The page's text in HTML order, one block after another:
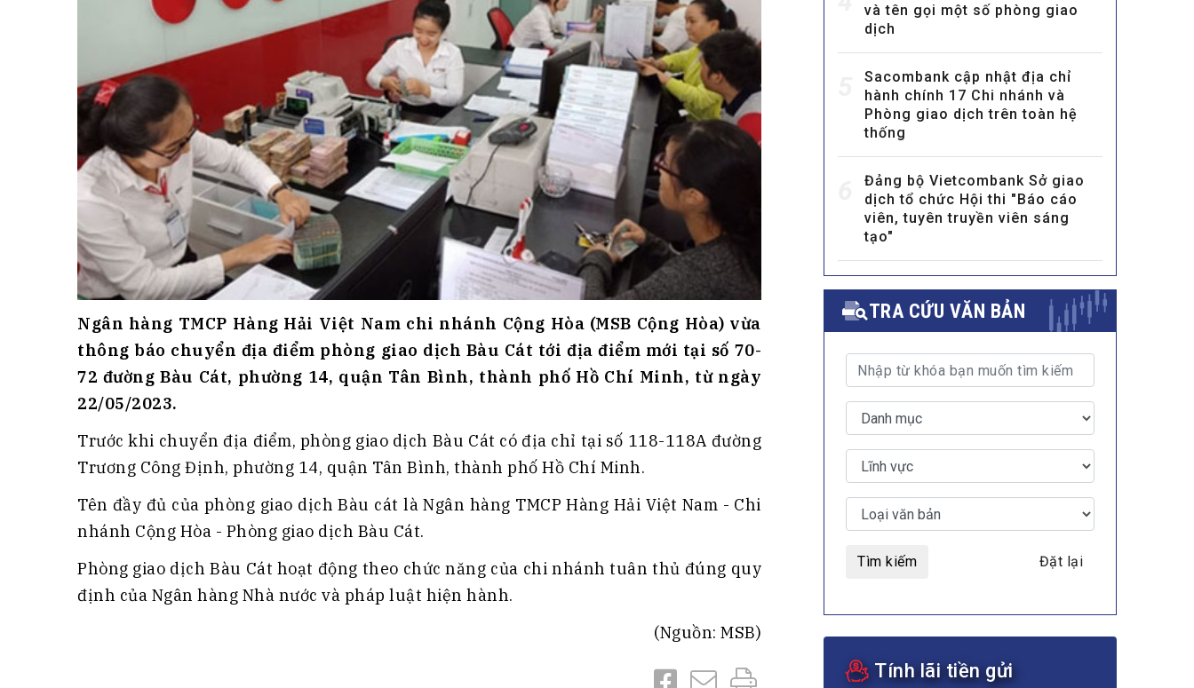
Tư vấn – Hỏi đáp
Tra cứu văn bản
ĐẤU GIÁ TÀI SẢN TUYỂN DỤNG
MULTIMEDIA
E-magazines
Photos
Ngân hàng TMCP Hàng Hải Việt Nam chi nhánh Cộng Hòa (MSB Cộng Hòa) vừa
thông báo chuyển địa điểm phòng giao dịch Bàu Cát tới địa điểm mới tại số 70-
72 đường Bàu Cát, phường 14, quận Tân Bình, thành phố Hồ Chí Minh, từ ngày
22/05/2023.
Trước khi chuyển địa điểm, phòng giao dịch Bàu Cát có địa chỉ tại số 118-118A đường
Trương Công Định, phường 14, quận Tân Bình, thành phố Hồ Chí Minh.
Tên đầy đủ của phòng giao dịch Bàu cát là Ngân hàng TMCP Hàng Hải Việt Nam - Chi
nhánh Cộng Hòa - Phòng giao dịch Bàu Cát.
Phòng giao dịch Bàu Cát hoạt động theo chức năng của chi nhánh tuân thủ đúng quy
định của Ngân hàng Nhà nước và pháp luật hiện hành.
(Nguồn: MSB)
và tên gọi một số phòng giao
dịch
Sacombank cập nhật địa chỉ
hành chính 17 Chi nhánh và
Phòng giao dịch trên toàn hệ
thống
Đảng bộ Vietcombank Sở giao
dịch tổ chức Hội thi "Báo cáo
viên, tuyên truyền viên sáng
tạo"
TRA CỨU VĂN BẢN
Tìm kiếm Đặt lại
Tính lãi tiền gửi